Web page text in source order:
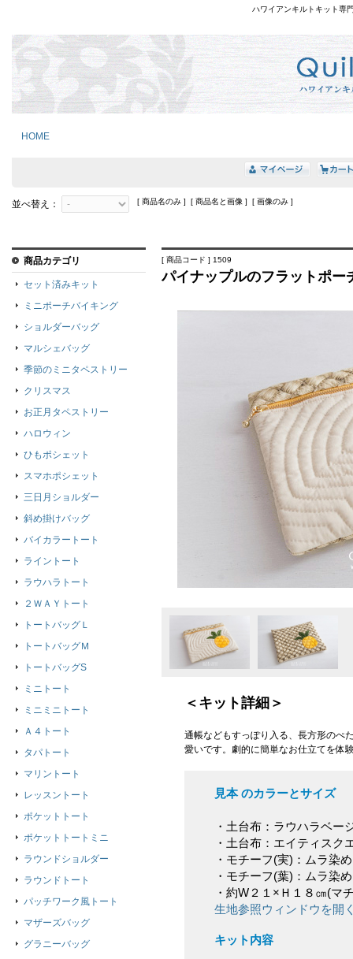
ハワイアンキルトキット専
HOME
並べ替え： [ 商品名のみ ] [ 商品名と画像 ] [ 画像のみ ]
[ 商品コード ] 1509
パイナップルのフラットポー
＜キット詳細＞
通帳などもすっぽり入る、長方形のぺ
愛いです。劇的に簡単なお仕立てを体
見本 のカラーとサイズ
・土台布：ラウハラベー
・土台布：エイティスク
・モチーフ(実)：ムラ染
・モチーフ(葉)：ムラ染
・約W２１×Ｈ１８㎝(
生地参照ウィンドウを開
キット内容
商品カテゴリ
セット済みキット
ミニポーチバイキング
ショルダーバッグ
マルシェバッグ
季節のミニタペストリー
クリスマス
お正月タペストリー
ハロウィン
ひもポシェット
スマホポシェット
三日月ショルダー
斜め掛けバッグ
バイカラートート
ライントート
ラウハラトート
２ＷＡＹトート
トートバッグＬ
トートバッグＭ
トートバッグS
ミニトート
ミニミニトート
Ａ４トート
タパトート
マリントート
レッスントート
ポケットトート
ポケットトートミニ
ラウンドショルダー
ラウンドトート
パッチワーク風トート
マザーズバッグ
グラニーバッグ